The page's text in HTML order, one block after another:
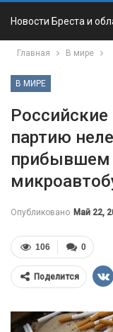
Новости Бреста и
Главная В мире
В МИРЕ
партию
прибывшем
Опубликовано Май 22,
0
106
Поделится